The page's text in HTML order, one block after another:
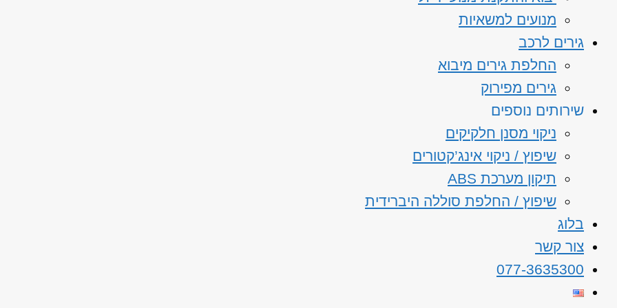
מנועים למשאיות
גירים לרכב
החלפת גירים מיבוא
גירים מפירוק
שירותים נוספים
ניקוי מסנן חלקיקים
שיפוץ / ניקוי אינג’קטורים
תיקון מערכת ABS
שיפוץ / החלפת סוללה היברידית
בלוג
צור קשר
077-3635300